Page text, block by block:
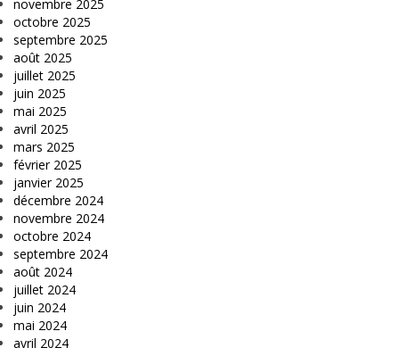
novembre 2025
octobre 2025
septembre 2025
août 2025
juillet 2025
juin 2025
mai 2025
avril 2025
mars 2025
février 2025
janvier 2025
décembre 2024
novembre 2024
octobre 2024
septembre 2024
août 2024
juillet 2024
juin 2024
mai 2024
avril 2024